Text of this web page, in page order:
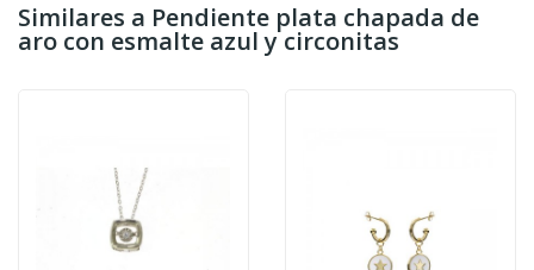
Similares a Pendiente plata chapada de
aro con esmalte azul y circonitas